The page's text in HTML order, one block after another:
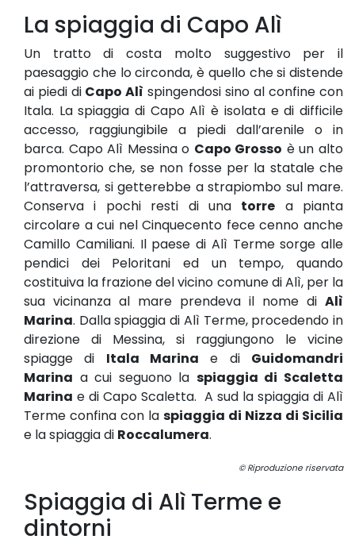
La spiaggia di Capo Alì
Un tratto di costa molto suggestivo per il
paesaggio che lo circonda, è quello che si distende
ai piedi di Capo Alì spingendosi sino al confine con
Itala. La spiaggia di Capo Alì è isolata e di difficile
accesso, raggiungibile a piedi dall’arenile o in
barca. Capo Alì Messina o Capo Grosso è un alto
promontorio che, se non fosse per la statale che
l’attraversa, si getterebbe a strapiombo sul mare.
Conserva i pochi resti di una torre a pianta
circolare a cui nel Cinquecento fece cenno anche
Camillo Camiliani. Il paese di Alì Terme sorge alle
pendici dei Peloritani ed un tempo, quando
costituiva la frazione del vicino comune di Alì, per la
sua vicinanza al mare prendeva il nome di Alì
Marina. Dalla spiaggia di Alì Terme, procedendo in
direzione di Messina, si raggiungono le vicine
spiagge di Itala Marina e di Guidomandri
Marina a cui seguono la spiaggia di Scaletta
Marina e di Capo Scaletta. A sud la spiaggia di Alì
Terme confina con la spiaggia di Nizza di Sicilia
e la spiaggia di Roccalumera.
© Riproduzione riservata
Spiaggia di Alì Terme e
dintorni